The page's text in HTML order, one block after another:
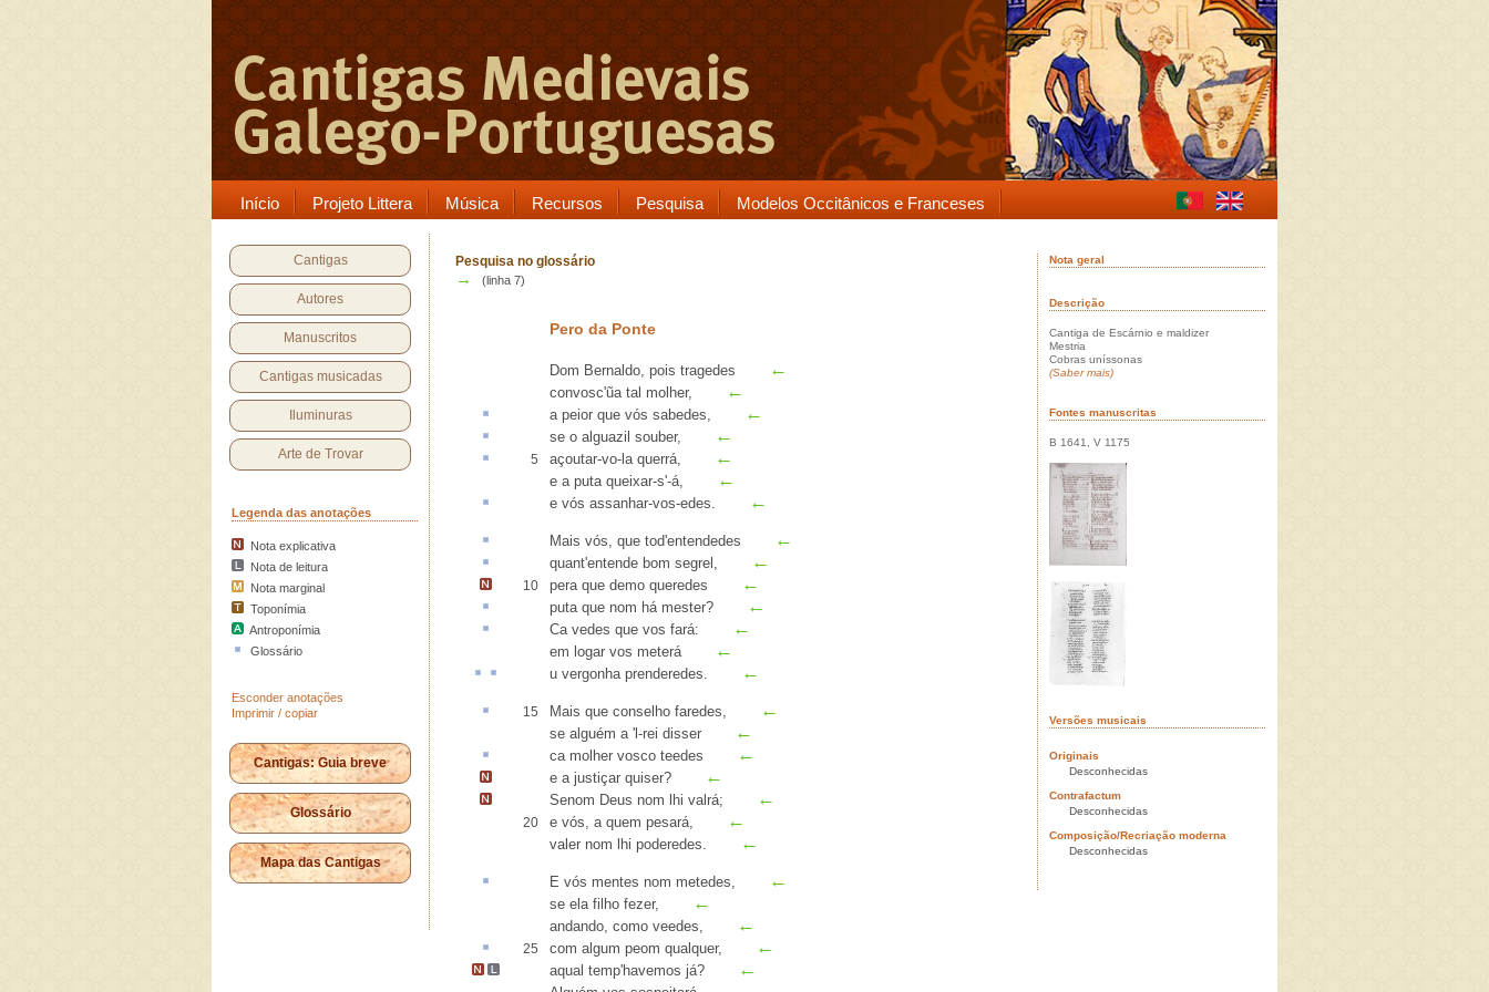
Início Projeto Littera Música Recursos Pesquisa Modelos Occitânicos e Franceses
Cantigas
Autores
Manuscritos
Cantigas musicadas
Iluminuras
Arte de Trovar
Legenda das anotações
Nota explicativa
Nota de leitura
Nota marginal
Toponímia
Antroponímia
Glossário
Esconder anotações
Imprimir / copiar
Cantigas: Guia breve
Glossário
Mapa das Cantigas
Pesquisa no glossário
→ (linha 7)
Pero da Ponte
Dom Bernaldo, pois tragedes ←
convosc'ũa tal molher, ←
a peior que vós sabedes, ←
se o alguazil souber, ←
5 açoutar-vo-la querrá, ←
e a puta queixar-s'-á, ←
e vós assanhar-vos-edes. ←
Mais vós, que tod'entendedes ←
quant'entende bom segrel , ←
10 pera que demo queredes ←
puta que nom há mester? ←
Ca vedes que vos fará: ←
em logar vos meterá←
u vergonha prenderedes. ←
15 Mais que conselho faredes, ←
se alguém a 'l-rei disser ←
ca molher vosco teedes ←
e a justiçar quiser? ←
Senom Deus nom lhi valrá; ←
20 e vós, a quem pesará, ←
valer nom lhi poderedes. ←
E vós mentes nom metedes, ←
se ela filho fezer, ←
andando, como veedes, ←
25 com algum peom qualquer, ←
aqual temp'havemos já? ←
Nota geral
Descrição
Cantiga de Escárnio e maldizer
Mestria
Cobras uníssonas
(Saber mais)
Fontes manuscritas
B 1641, V 1175
Versões musicais
Originais
Desconhecidas
Contrafactum
Desconhecidas
Composição/Recriação moderna
Desconhecidas